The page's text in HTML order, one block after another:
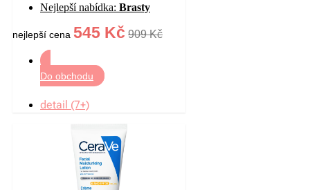
Nejlepší nabídka: Brasty
nejlepší cena 545 Kč 909 Kč
Do obchodu
detail (7+)